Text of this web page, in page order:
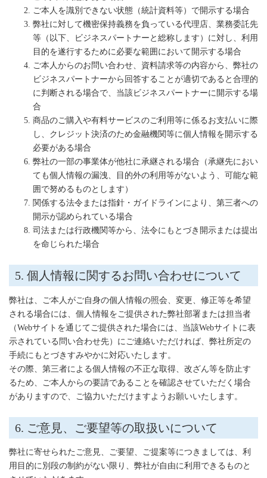
ご本人を識別できない状態（統計資料等）で開示する場合
弊社に対して機密保持義務を負っている代理店、業務委託先
等（以下、ビジネスパートナーと総称します）に対し、利用
目的を遂行するために必要な範囲において開示する場合
ご本人からのお問い合わせ、資料請求等の内容から、弊社の
ビジネスパートナーから回答することが適切であると合理的
に判断される場合で、当該ビジネスパートナーに開示する場
合
商品のご購入や有料サービスのご利用等に係るお支払いに際
し、クレジット決済のため金融機関等に個人情報を開示する
必要がある場合
弊社の一部の事業体が他社に承継される場合（承継先におい
ても個人情報の漏洩、目的外の利用等がないよう、可能な範
囲で努めるものとします）
関係する法令または指針・ガイドラインにより、第三者への
開示が認められている場合
司法または行政機関等から、法令にもとづき開示または提出
を命じられた場合
5. 個人情報に関するお問い合わせについて
弊社は、ご本人がご自身の個人情報の照会、変更、修正等を希望
される場合には、個人情報をご提供された弊社部署または担当者
（Webサイトを通じてご提供された場合には、当該Webサイトに表
示されている問い合わせ先）にご連絡いただければ、弊社所定の
手続にもとづきすみやかに対応いたします。
その際、第三者による個人情報の不正な取得、改ざん等を防止す
るため、ご本人からの要請であることを確認させていただく場合
がありますので、ご協力いただけますようお願いいたします。
6. ご意見、ご要望等の取扱いについて
弊社に寄せられたご意見、ご要望、ご提案等につきましては、利
用目的に別段の制約がない限り、弊社が自由に利用できるものと